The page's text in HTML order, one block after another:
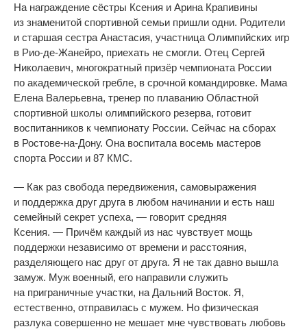
На награждение сёстры Ксения и Арина Крапивины
из знаменитой спортивной семьи пришли одни. Родители
и старшая сестра Анастасия, участница Олимпийских игр
в Рио-де-Жанейро, приехать не смогли. Отец Сергей
Николаевич, многократный призёр чемпионата России
по академической гребле, в срочной командировке. Мама
Елена Валерьевна, тренер по плаванию Областной
спортивной школы олимпийского резерва, готовит
воспитанников к чемпионату России. Сейчас на сборах
в Ростове-на-Дону. Она воспитала восемь мастеров
спорта России и 87 КМС.
— Как раз свобода передвижения, самовыражения
и поддержка друг друга в любом начинании и есть наш
семейный секрет успеха, — говорит средняя
Ксения. — Причём каждый из нас чувствует мощь
поддержки независимо от времени и расстояния,
разделяющего нас друг от друга. Я не так давно вышла
замуж. Муж военный, его направили служить
на приграничные участки, на Дальний Восток. Я,
естественно, отправилась с мужем. Но физическая
разлука совершенно не мешает мне чувствовать любовь